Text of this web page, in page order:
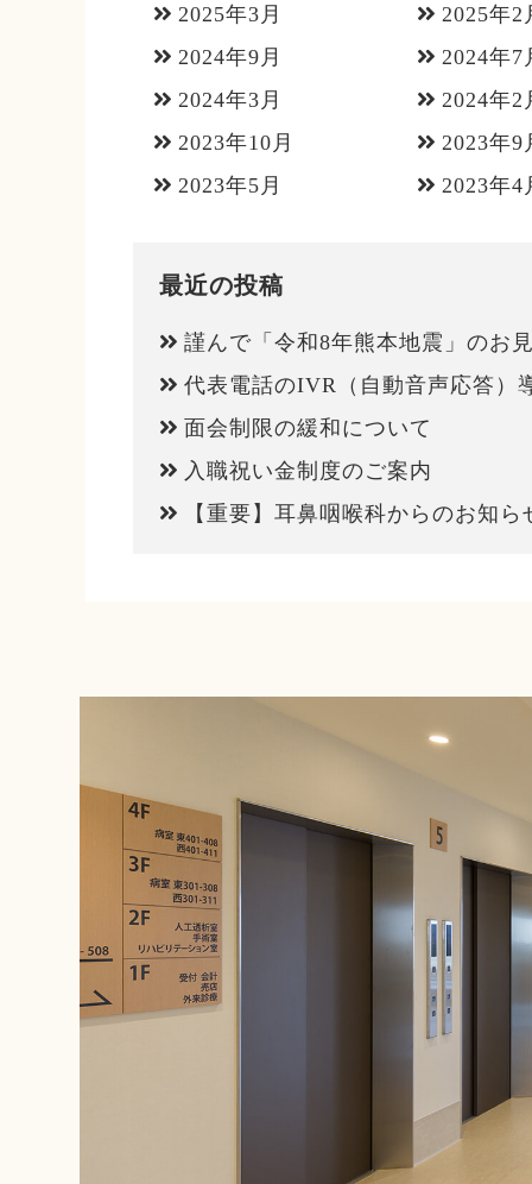
2025年3月
2025年2
2024年9月
2024年7
2024年3月
2024年2
2023年10月
2023年9
2023年5月
2023年4
最近の投稿
謹んで「令和8年熊本地震」のお
代表電話のIVR（自動音声応答）
面会制限の緩和について
入職祝い金制度のご案内
【重要】耳鼻咽喉科からのお知ら